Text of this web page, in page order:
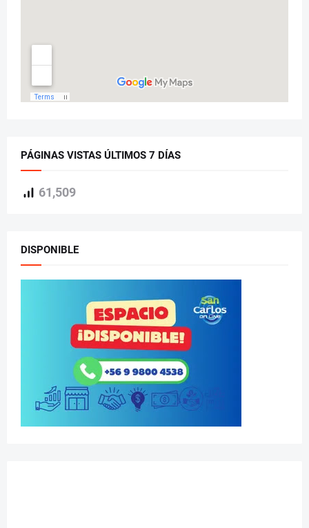
PÁGINAS VISTAS ÚLTIMOS 7 DÍAS
61,509
DISPONIBLE